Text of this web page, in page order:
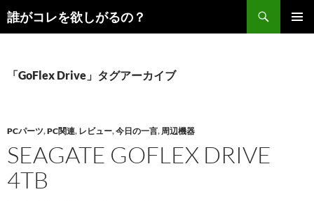
コ
ン
プ
誰がコレを欲しがるの？
検
索
「GoFlex Drive」タグアーカイブ
PCパーツ,PC関連, レビュー,今日の一言, 周辺機器
SEAGATE GOFLEX DRIVE
4TB